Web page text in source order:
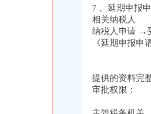
渝中区代办公司局风廉政建设暨纪检监察工作会议精
7 、延期申报
相关纳税人
纳税人申请 →
《延期申报申
提供的资料完
审批权限：